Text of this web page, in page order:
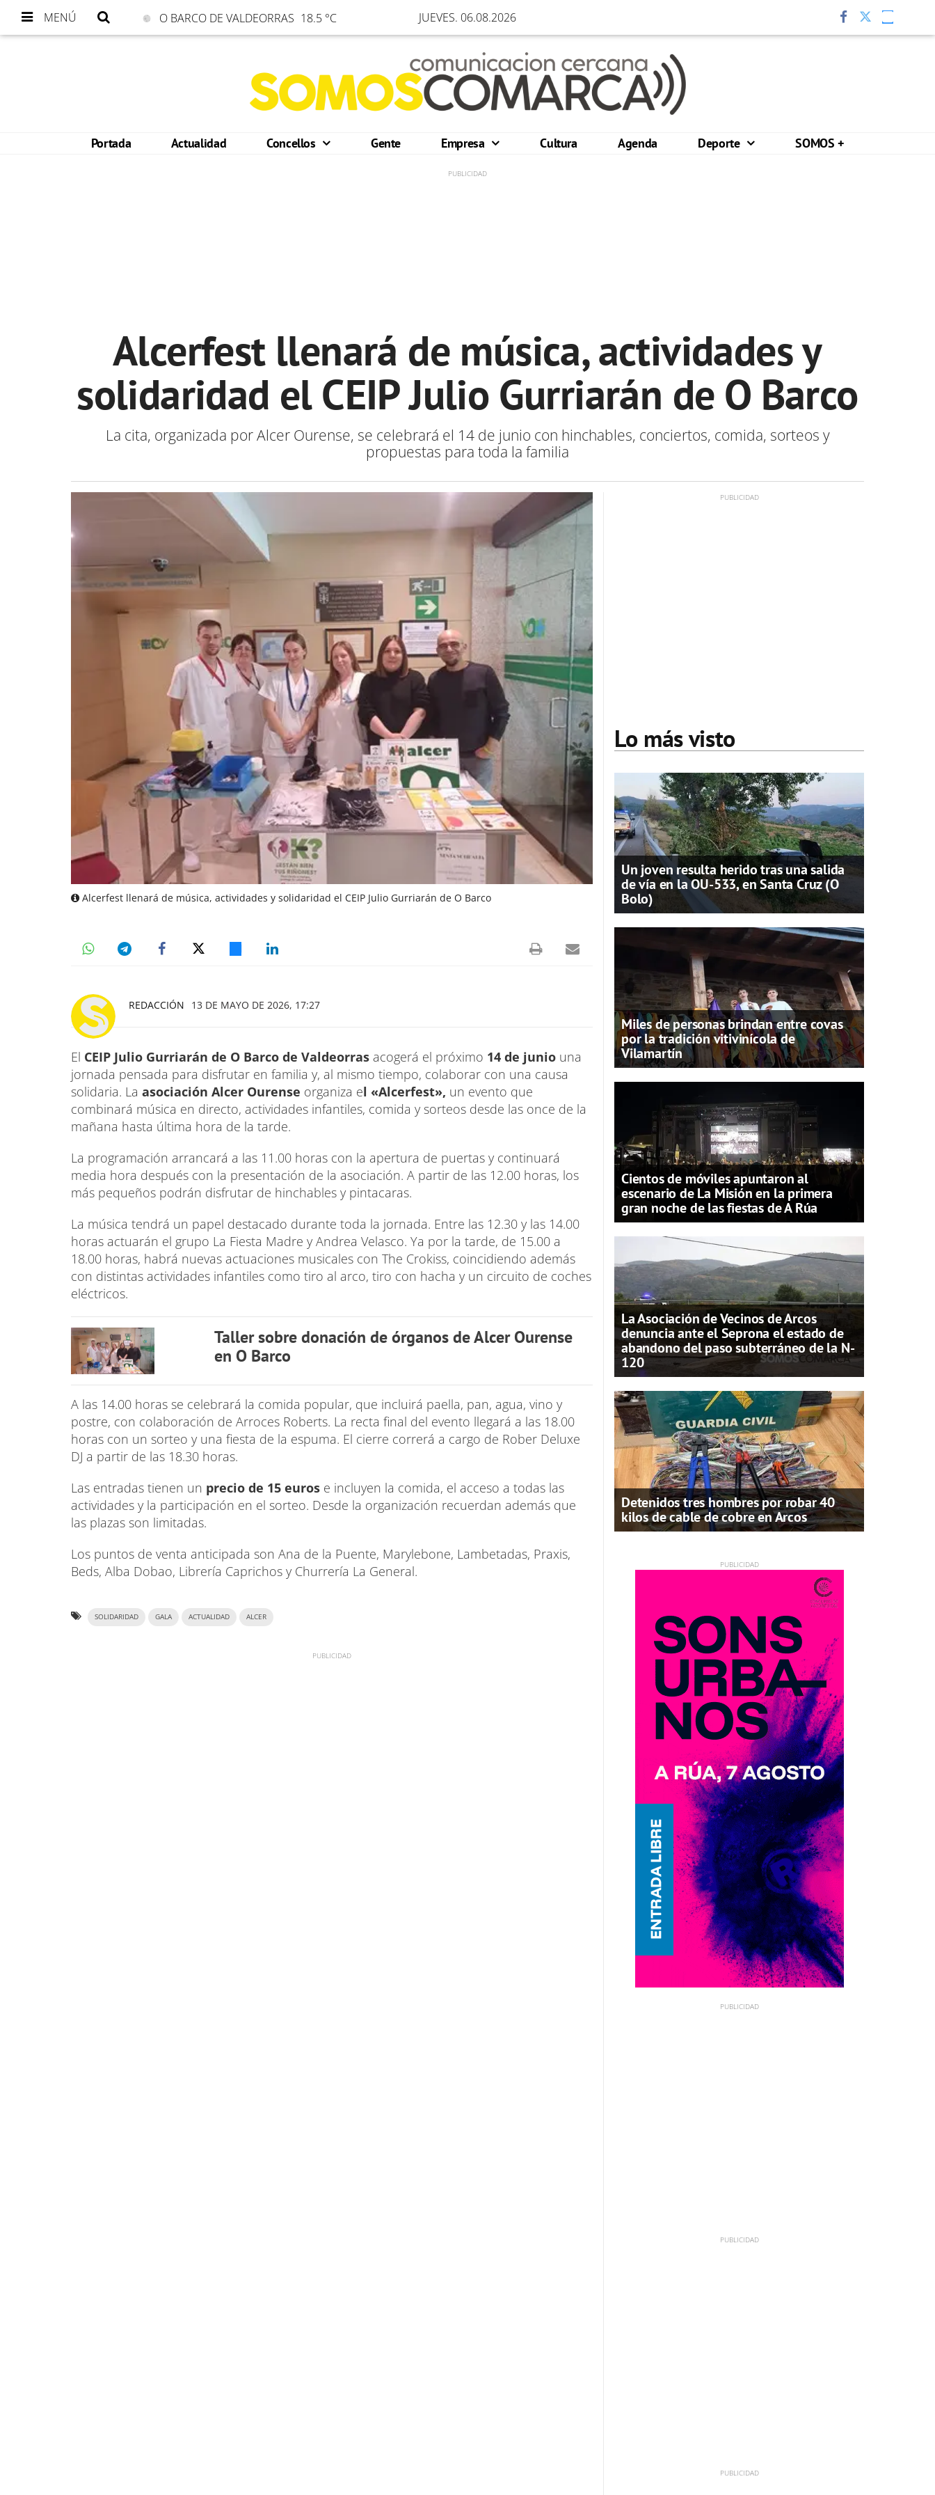
MENÚ O BARCO DE VALDEORRAS 18.5 °C JUEVES. 06.08.2026
Portada Actualidad Concellos Gente Empresa Cultura Agenda Deporte SOMOS +
Alcerfest llenará de música, actividades y
solidaridad el CEIP Julio Gurriarán de O Barco
La cita, organizada por Alcer Ourense, se celebrará el 14 de junio con hinchables, conciertos, comida, sorteos y
propuestas para toda la familia
Alcerfest llenará de música, actividades y solidaridad el CEIP Julio Gurriarán de O Barco
REDACCIÓN 13 DE MAYO DE 2026, 17:27
El CEIP Julio Gurriarán de O Barco de Valdeorras acogerá el próximo 14 de junio una
jornada pensada para disfrutar en familia y, al mismo tiempo, colaborar con una causa
solidaria. La asociación Alcer Ourense organiza el «Alcerfest», un evento que
combinará música en directo, actividades infantiles, comida y sorteos desde las once de la
mañana hasta última hora de la tarde.
La programación arrancará a las 11.00 horas con la apertura de puertas y continuará
media hora después con la presentación de la asociación. A partir de las 12.00 horas, los
más pequeños podrán disfrutar de hinchables y pintacaras.
La música tendrá un papel destacado durante toda la jornada. Entre las 12.30 y las 14.00
horas actuarán el grupo La Fiesta Madre y Andrea Velasco. Ya por la tarde, de 15.00 a
18.00 horas, habrá nuevas actuaciones musicales con The Crokiss, coincidiendo además
con distintas actividades infantiles como tiro al arco, tiro con hacha y un circuito de coches
eléctricos.
Taller sobre donación de órganos de Alcer Ourense
en O Barco
A las 14.00 horas se celebrará la comida popular, que incluirá paella, pan, agua, vino y
postre, con colaboración de Arroces Roberts. La recta final del evento llegará a las 18.00
horas con un sorteo y una fiesta de la espuma. El cierre correrá a cargo de Rober Deluxe
DJ a partir de las 18.30 horas.
Las entradas tienen un precio de 15 euros e incluyen la comida, el acceso a todas las
actividades y la participación en el sorteo. Desde la organización recuerdan además que
las plazas son limitadas.
Los puntos de venta anticipada son Ana de la Puente, Marylebone, Lambetadas, Praxis,
Beds, Alba Dobao, Librería Caprichos y Churrería La General.
SOLIDARIDAD GALA ACTUALIDAD ALCER
Lo más visto
Un joven resulta herido tras una salida
de vía en la OU-533, en Santa Cruz (O
Bolo)
Miles de personas brindan entre covas
por la tradición vitivinícola de
Vilamartín
Cientos de móviles apuntaron al
escenario de La Misión en la primera
gran noche de las fiestas de A Rúa
La Asociación de Vecinos de Arcos
denuncia ante el Seprona el estado de
abandono del paso subterráneo de la N-
120
Detenidos tres hombres por robar 40
kilos de cable de cobre en Arcos